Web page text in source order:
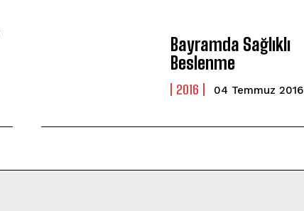
Bayramda Sağlıklı
Beslenme
2016 04 Temmuz 2016